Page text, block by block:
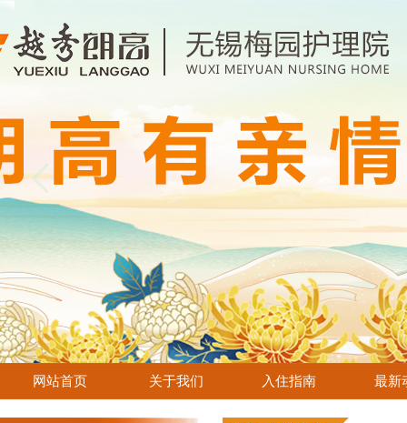
网站首页 关于我们 入住指南 最新